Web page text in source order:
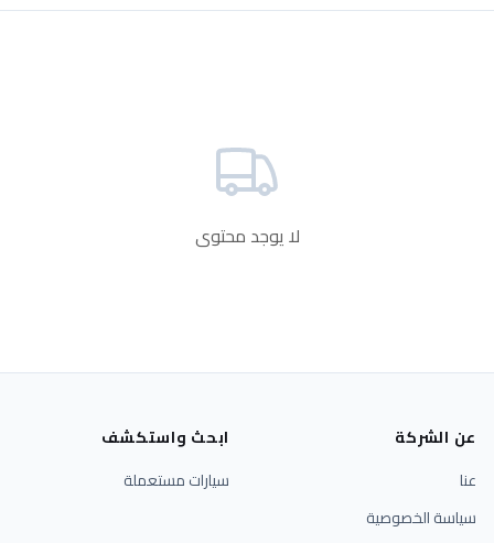
لا يوجد محتوى
عن الشركة
عنا
سياسة الخصوصية
ابحث واستكشف
سيارات مستعملة